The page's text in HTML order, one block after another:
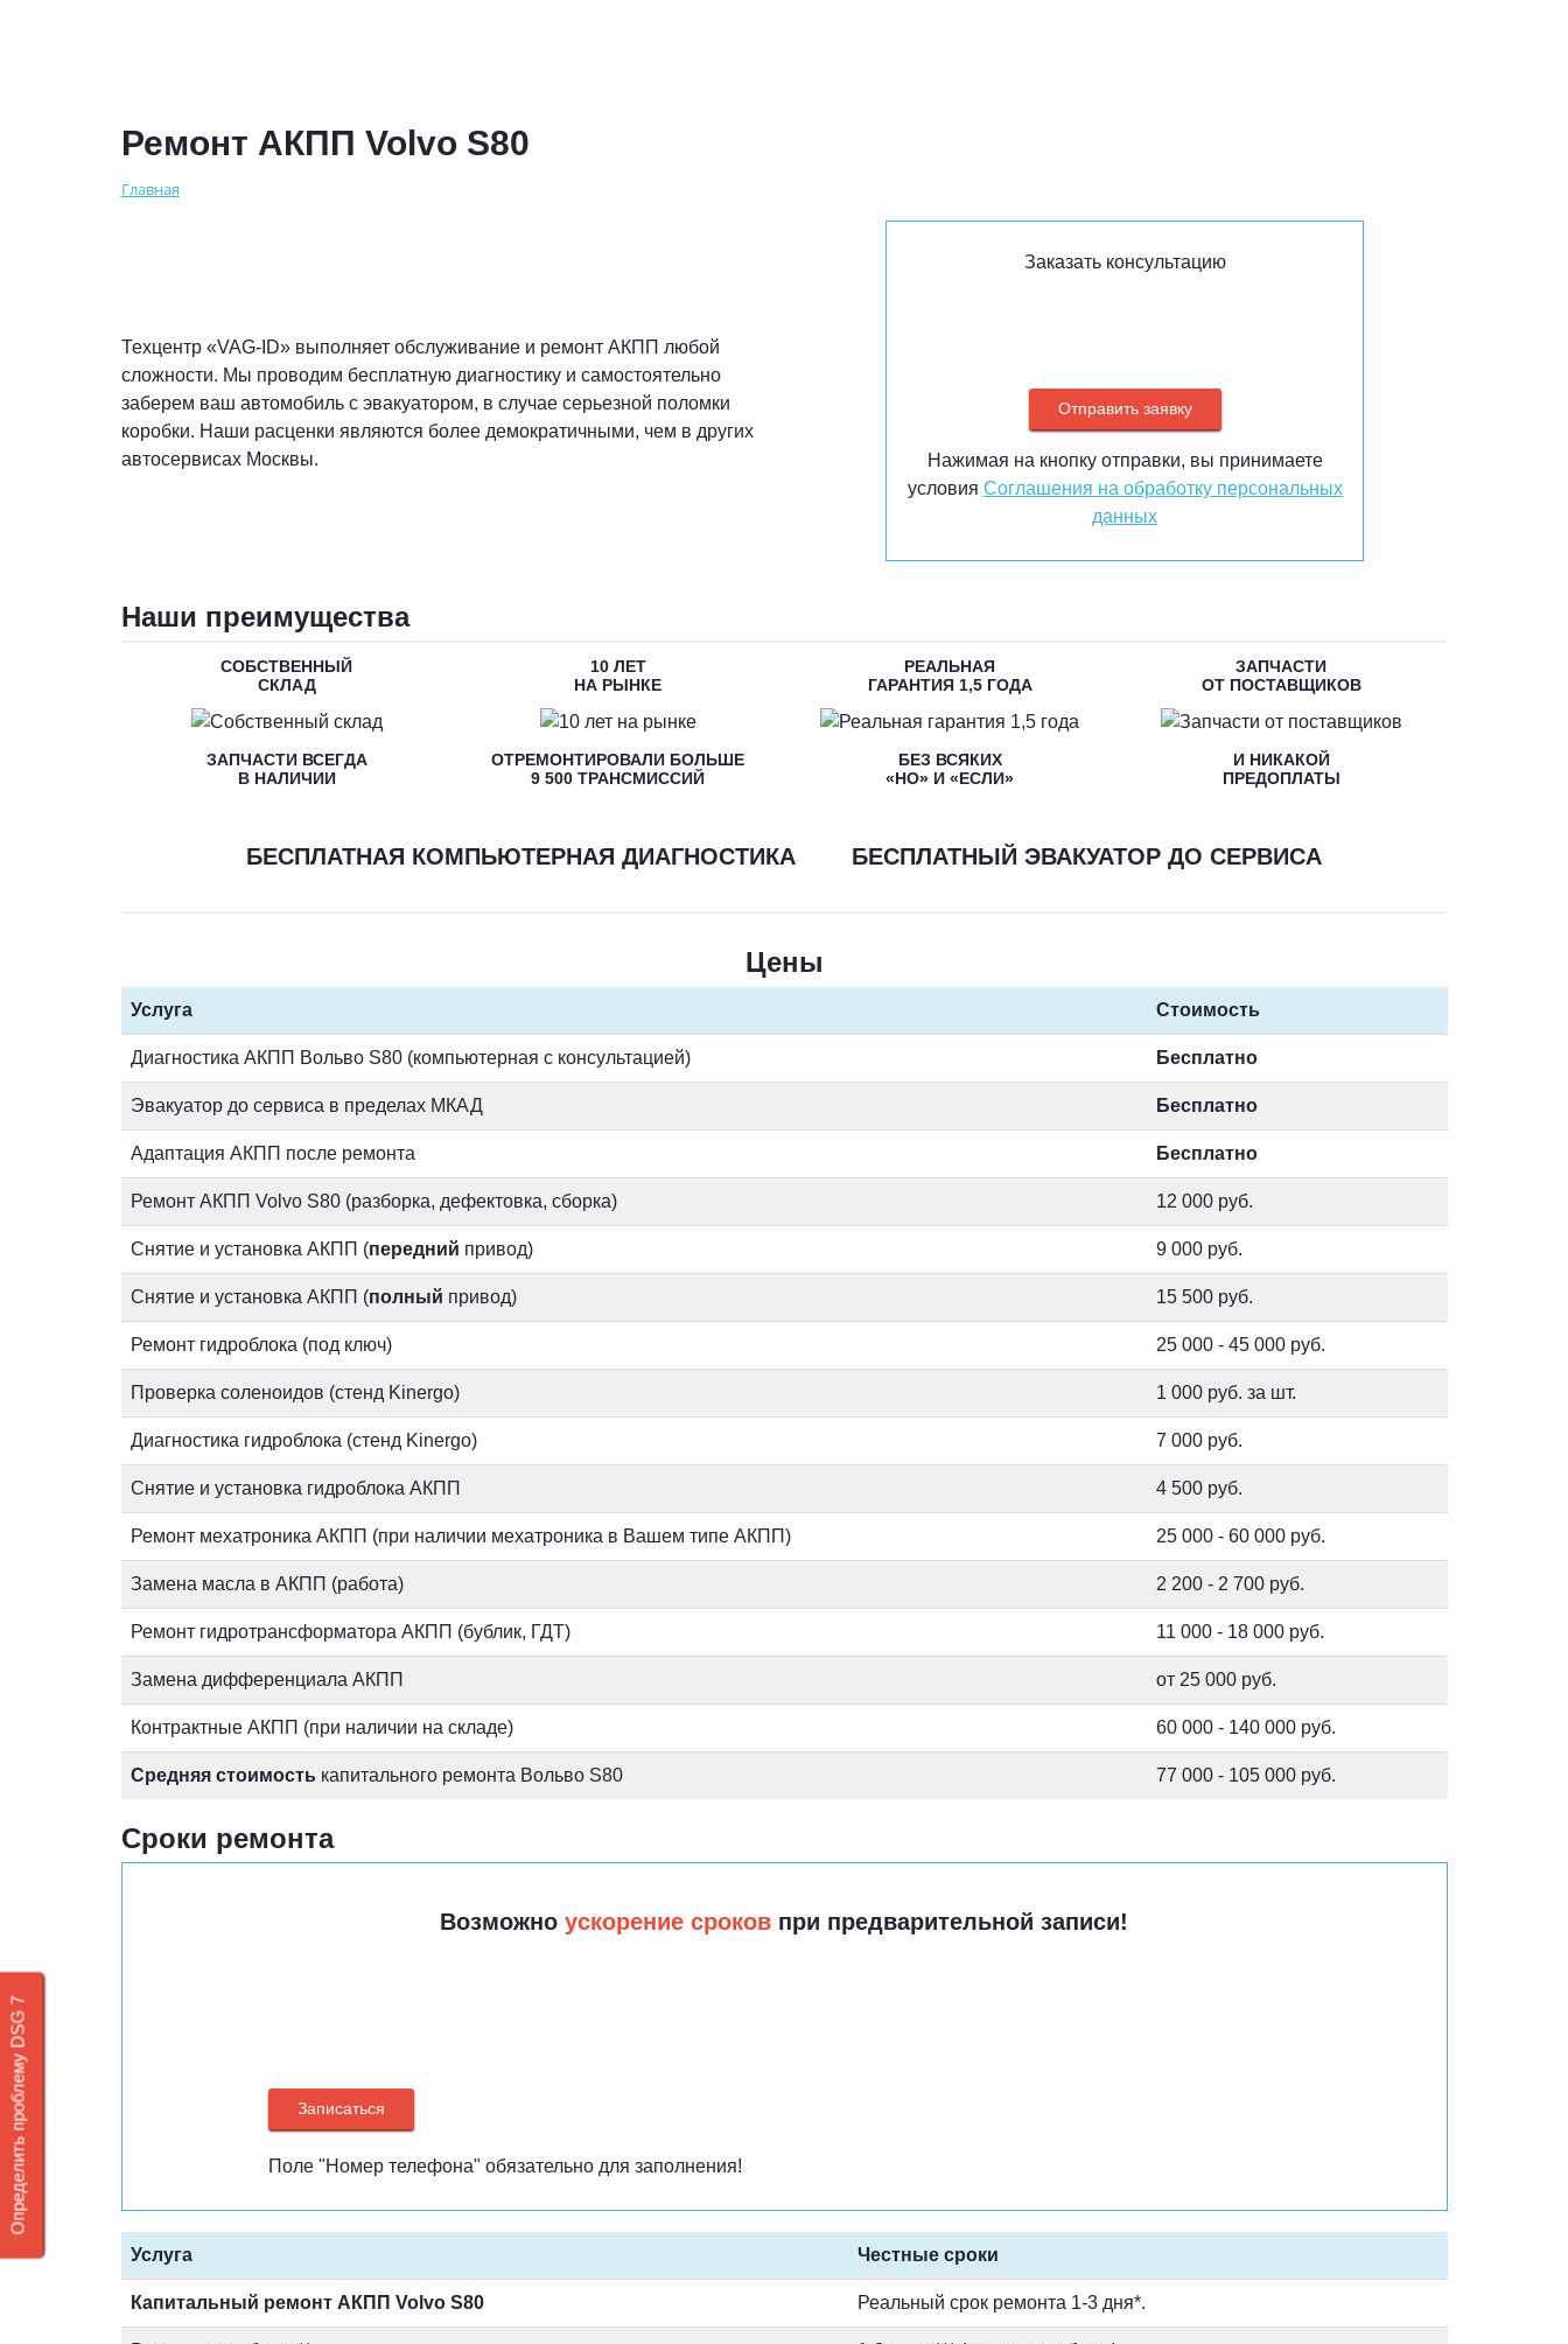
Ремонт АКПП Volvo S80
Главная
Техцентр «VAG-ID» выполняет обслуживание и ремонт АКПП любой
сложности. Мы проводим бесплатную диагностику и самостоятельно
заберем ваш автомобиль с эвакуатором, в случае серьезной поломки
коробки. Наши расценки являются более демократичными, чем в других
автосервисах Москвы.
Заказать консультацию
Нажимая на кнопку отправки, вы принимаете
условия Соглашения на обработку персональных
данных
Наши преимущества
СОБСТВЕННЫЙ
СКЛАД
ЗАПЧАСТИ ВСЕГДА
В НАЛИЧИИ
10 ЛЕТ
НА РЫНКЕ
ОТРЕМОНТИРОВАЛИ БОЛЬШЕ
9 500 ТРАНСМИССИЙ
РЕАЛЬНАЯ
ГАРАНТИЯ 1,5 ГОДА
БЕЗ ВСЯКИХ
«НО» И «ЕСЛИ»
ЗАПЧАСТИ
ОТ ПОСТАВЩИКОВ
И НИКАКОЙ
ПРЕДОПЛАТЫ
БЕСПЛАТНАЯ КОМПЬЮТЕРНАЯ ДИАГНОСТИКА БЕСПЛАТНЫЙ ЭВАКУАТОР ДО СЕРВИСА
Цены
Услуга Стоимость
Диагностика АКПП Вольво S80 (компьютерная с консультацией) Бесплатно
Эвакуатор до сервиса в пределах МКАД Бесплатно
Адаптация АКПП после ремонта Бесплатно
Ремонт АКПП Volvo S80 (разборка, дефектовка, сборка) 12 000 руб.
Снятие и установка АКПП (передний привод) 9 000 руб.
Снятие и установка АКПП (полный привод) 15 500 руб.
Ремонт гидроблока (под ключ) 25 000 - 45 000 руб.
Проверка соленоидов (стенд Kinergo) 1 000 руб. за шт.
Диагностика гидроблока (стенд Kinergo) 7 000 руб.
Снятие и установка гидроблока АКПП 4 500 руб.
Ремонт мехатроника АКПП (при наличии мехатроника в Вашем типе АКПП) 25 000 - 60 000 руб.
Замена масла в АКПП (работа) 2 200 - 2 700 руб.
Ремонт гидротрансформатора АКПП (бублик, ГДТ) 11 000 - 18 000 руб.
Замена дифференциала АКПП от 25 000 руб.
Контрактные АКПП (при наличии на складе) 60 000 - 140 000 руб.
Средняя стоимостькапитального ремонта Вольво S80 77 000 - 105 000 руб.
Сроки ремонта
Возможно ускорение сроков при предварительной записи!
Поле "Номер телефона" обязательно для заполнения!
Услуга Честные сроки
Капитальный ремонт АКПП Volvo S80 Реальный срок ремонта 1-3 дня*.
Определить проблему DSG 7